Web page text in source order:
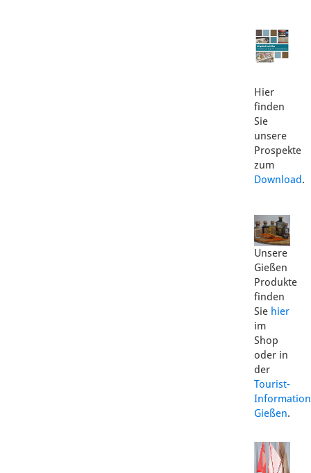
Hier
finden
Sie
unsere
Prospekte
zum
Download.
Unsere
Gießen
Produkte
finden
Sie hier
im
Shop
oder in
der
Tourist-
Information
Gießen.